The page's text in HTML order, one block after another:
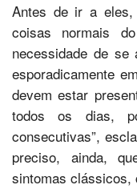
Antes de ir a eles,
coisas normais
necessidade de
esporadicamente
devem estar
todos os dias,
consecutivas”,
preciso, ainda,
sintomas clássicos,